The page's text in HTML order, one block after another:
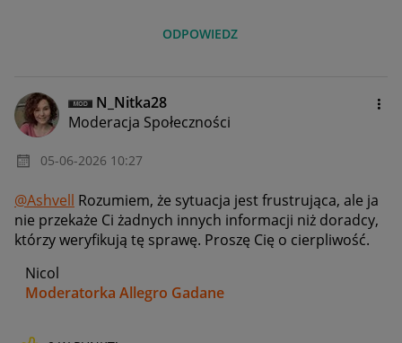
ODPOWIEDZ
N_Nitka28
Moderacja Społeczności
‎05-06-2026 10:27
@Ashvell Rozumiem, że sytuacja jest frustrująca, ale ja
nie przekaże Ci żadnych innych informacji niż doradcy,
którzy weryfikują tę sprawę. Proszę Cię o cierpliwość.
Nicol
Moderatorka Allegro Gadane